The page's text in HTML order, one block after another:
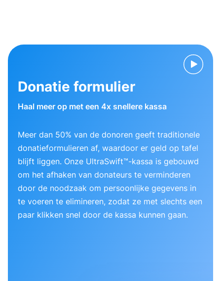
Donatie formulier
Haal meer op met een 4x snellere kassa
Meer dan 50% van de donoren geeft traditionele
donatieformulieren af, waardoor er geld op tafel
blijft liggen. Onze UltraSwift™-kassa is gebouwd
om het afhaken van donateurs te verminderen
door de noodzaak om persoonlijke gegevens in
te voeren te elimineren, zodat ze met slechts een
paar klikken snel door de kassa kunnen gaan.